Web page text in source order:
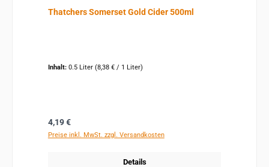
Thatchers Somerset Gold Cider 500ml
Inhalt: 0.5 Liter (8,38 € / 1 Liter)
Regulärer Preis:
4,19 €
Preise inkl. MwSt. zzgl. Versandkosten
Details